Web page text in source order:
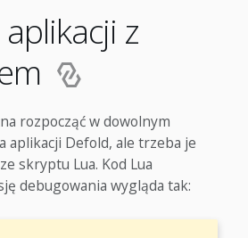
z
rozpocząć w dowolnym
aplikacji Defold, ale trzeba je
skryptu Lua. Kod Lua
debugowania wygląda tak: